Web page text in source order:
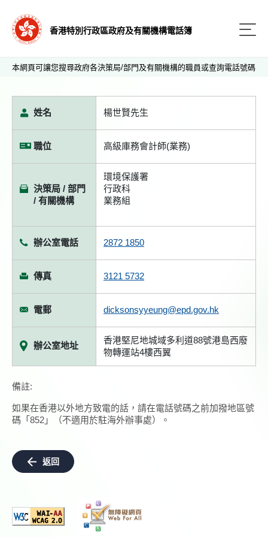
香港特別行政區政府及有關機構電話簿
本網頁可讓您搜尋政府各決策局/部門及有關機構的職員或查詢電話號碼
姓名 楊世賢先生
職位 高級庫務會計師(業務)
決策局 / 部門
/ 有關機構
環境保護署
行政科
業務組
辦公室電話 2872 1850
傳真 3121 5732
電郵 dicksonsyyeung@epd.gov.hk
辦公室地址
香港堅尼地城域多利道88號港島西廢
物轉運站4樓西翼
備註:
如果在香港以外地方致電的話，請在電話號碼之前加撥地區號
碼「852」（不適用於駐海外辦事處）。
返回